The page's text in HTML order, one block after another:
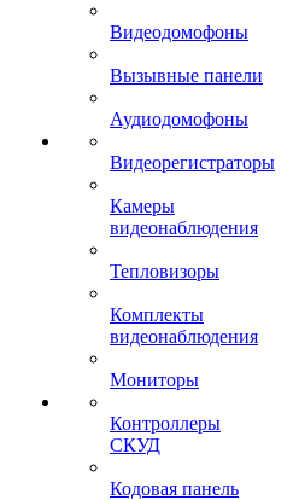
Видеодомофоны
Вызывные панели
Аудиодомофоны
Видеорегистраторы
Камеры
видеонаблюдения
Тепловизоры
Комплекты
видеонаблюдения
Мониторы
Контроллеры
СКУД
Кодовая панель